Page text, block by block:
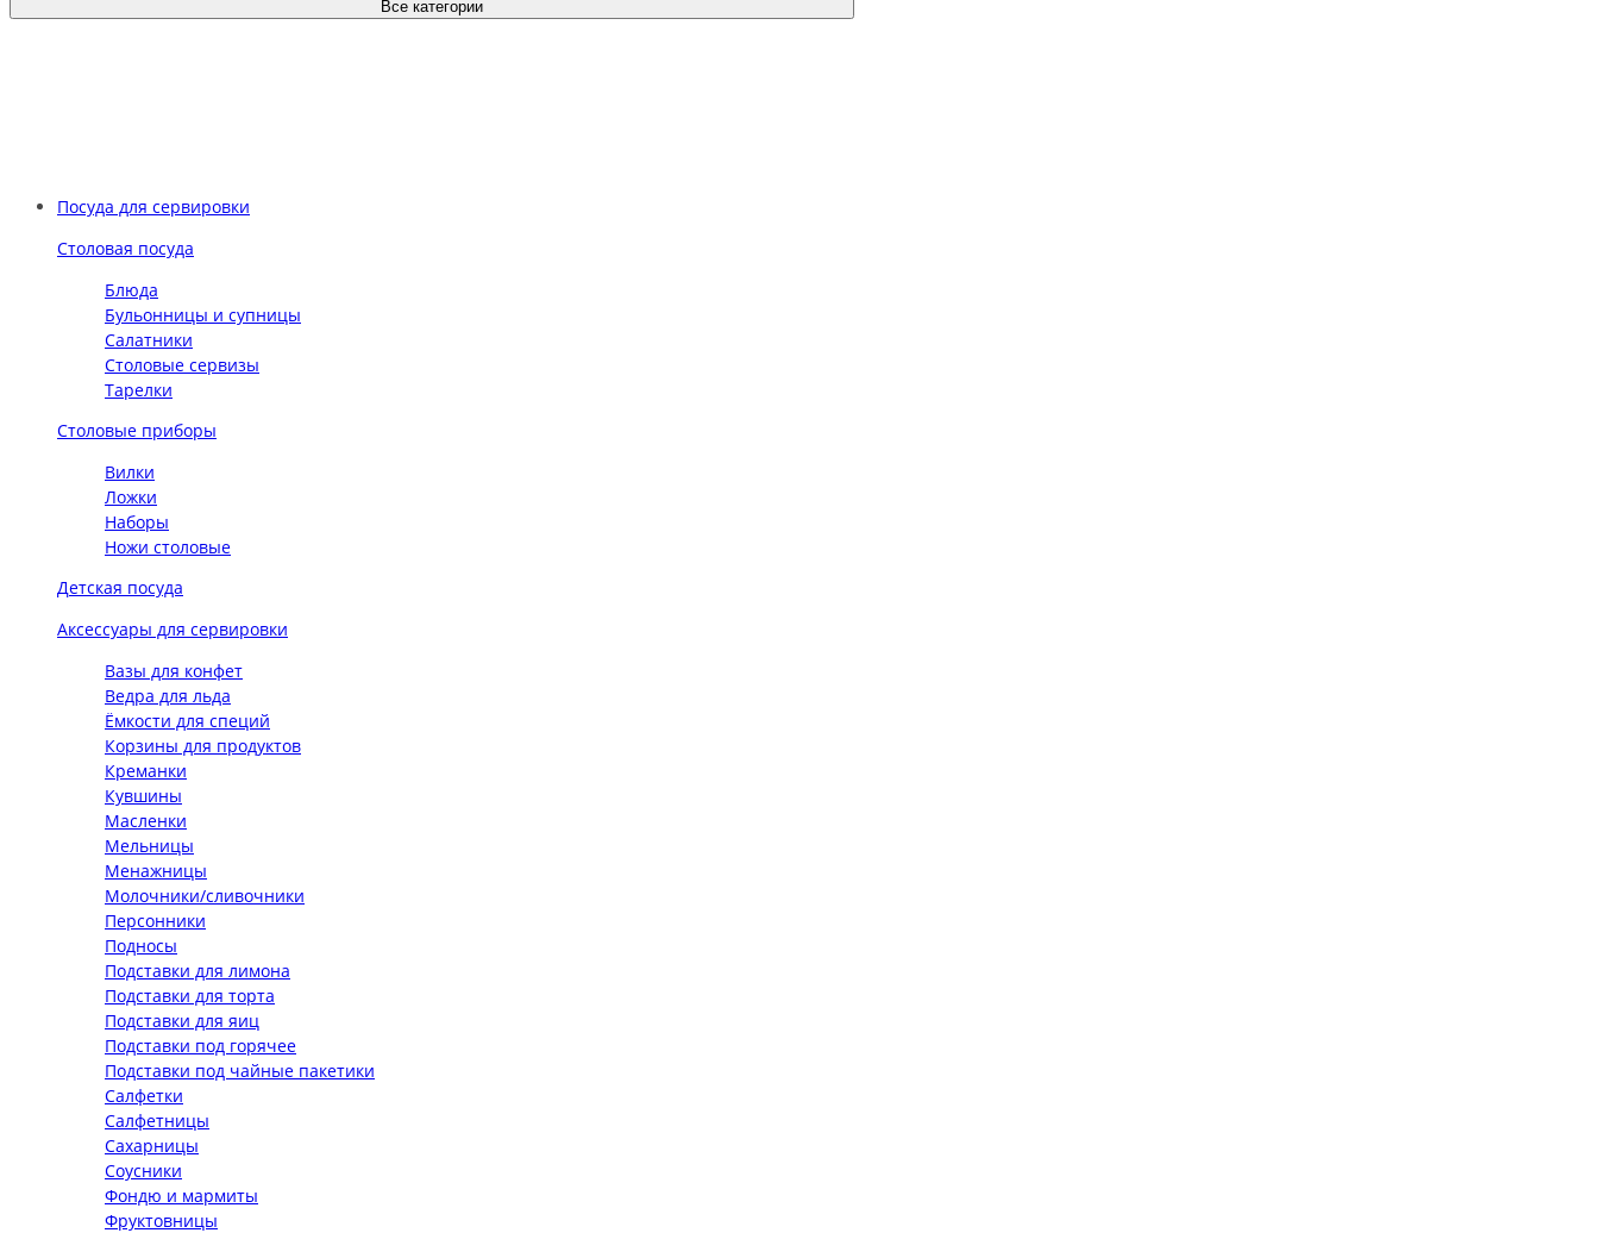
Все категории
Посуда для сервировки
Столовая посуда
Блюда
Бульонницы и супницы
Салатники
Столовые сервизы
Тарелки
Столовые приборы
Вилки
Ложки
Наборы
Ножи столовые
Детская посуда
Аксессуары для сервировки
Вазы для конфет
Ведра для льда
Ёмкости для специй
Корзины для продуктов
Креманки
Кувшины
Масленки
Мельницы
Менажницы
Молочники/сливочники
Персонники
Подносы
Подставки для лимона
Подставки для торта
Подставки для яиц
Подставки под горячее
Подставки под чайные пакетики
Салфетки
Салфетницы
Сахарницы
Соусники
Фондю и мармиты
Фруктовницы